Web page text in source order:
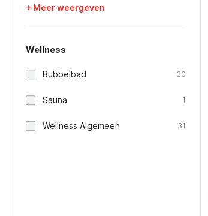
+ Meer weergeven
Wellness
Bubbelbad 30
Sauna 1
Wellness Algemeen 31